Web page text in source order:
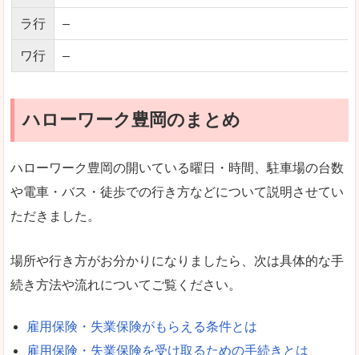
ラ行 –
ワ行 –
ハローワーク豊岡のまとめ
ハローワーク豊岡の開いている曜日・時間、駐車場の台数
や電車・バス・徒歩での行き方などについて説明させてい
ただきました。
場所や行き方がお分かりになりましたら、次は具体的な手
続き方法や流れについてご覧ください。
雇用保険・失業保険がもらえる条件とは
雇用保険・失業保険を受け取るための手続きとは